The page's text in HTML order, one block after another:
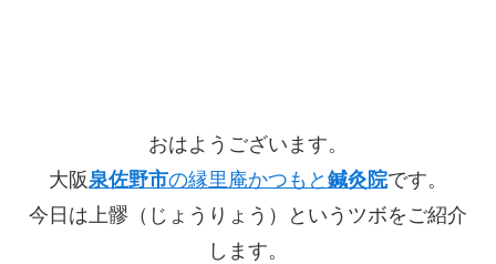
おはようございます。
大阪泉佐野市の縁里庵かつもと 鍼灸院です。
今日は上髎（じょうりょう）というツボをご紹介
します。